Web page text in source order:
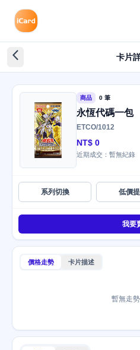
arrow_back_ios_new 卡片
商品 0 筆
永恆代碼一包
ETCO/1012
NT$ 0
近期成交：暫無紀錄
系列切換 低價
我要
價格走勢 卡片描述
暫無走